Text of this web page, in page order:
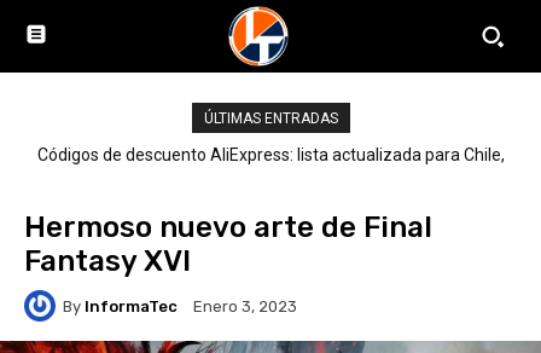
ÚLTIMAS ENTRADAS
Códigos de descuento AliExpress: lista actualizada para Chile,
Hermoso nuevo arte de Final
Fantasy XVI
By InformaTec Enero 3, 2023